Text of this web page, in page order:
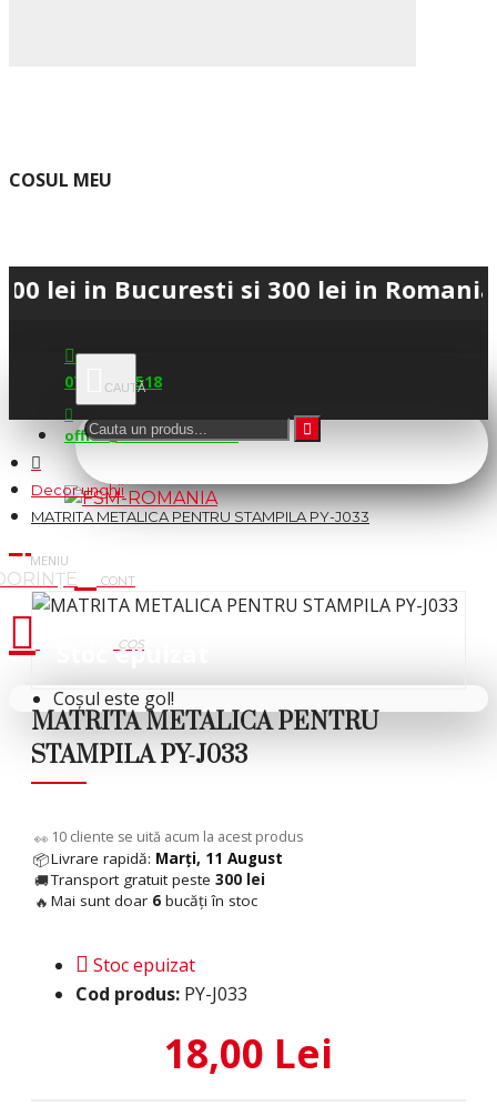
COSUL MEU
Bucuresti si 300 lei in Romania •
0745.677.518
office@fsm-romania.ro
Coșul este gol!
Decor unghii
MATRITA METALICA PENTRU STAMPILA PY-J033
Stoc epuizat
MATRITA METALICA PENTRU
STAMPILA PY-J033
👀 6cliente se uită acum la acest produs
📦Livrare rapidă: Marți, 11 August
🚚Transport gratuit peste 300 lei
🔥 Mai sunt doar 6 bucăți în stoc
Stoc epuizat
Cod produs: PY-J033
18,00 Lei